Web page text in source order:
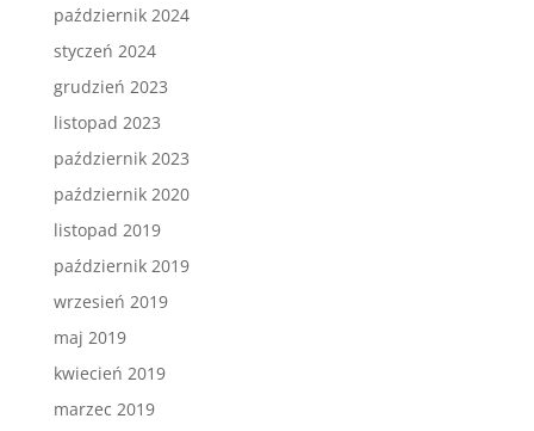
październik 2024
styczeń 2024
grudzień 2023
listopad 2023
październik 2023
październik 2020
listopad 2019
październik 2019
wrzesień 2019
maj 2019
kwiecień 2019
marzec 2019